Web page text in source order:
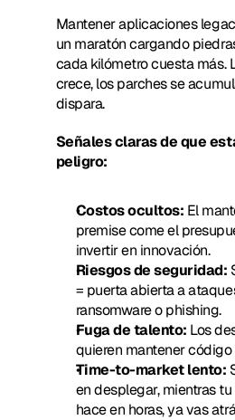
Mantener aplicaciones
un maratón cargando
cada kilómetro cuesta más.
crece, los parches se
dispara.
Señales claras de que
peligro:
Costos ocultos: El
premise come el
invertir en innovación.
Riesgos de seguridad:
= puerta abierta a
ransomware o phishing.
Fuga de talento: Los
quieren mantener código
Time-to-market lento:
en desplegar, mientras
hace en horas, ya vas